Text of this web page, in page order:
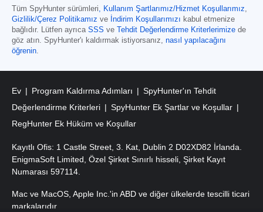
Tüm SpyHunter sürümleri
Kullanım Şartlarımız/Hizmet Koşullarımız
Gizlilik/Çerez Politikamız ve İndirim Koşullarımızı kabul etmenize
bağlıdır. Lütfen ayrıca SSS ve Tehdit Değerlendirme Kriterlerimize de
göz atın. SpyHunter'ı kaldırmak istiyorsanız, nasıl yapılacağını
öğrenin
Ev Program Kaldırma Adımları
SpyHunter'ın Tehdit
Değerlendirme Kriterleri
SpyHunter Ek Şartlar ve Koşullar
RegHunter Ek Hüküm ve Koşullar
Kayıtlı Ofis: 1 Castle Street, 3. Kat, Dublin 2 D02XD82 İrlanda.
EnigmaSoft Limited, Özel Şirket Sınırlı hisseli, Şirket Kayıt
Numarası 597114.
Mac ve MacOS, Apple Inc.'in ABD ve diğer ülkelerde tescilli ticari
markalarıdır.